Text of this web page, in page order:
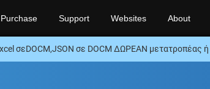
Purchase Support Websites About
σεDOCM,JSON σε DOCM ΔΩΡΕΑΝ μετατροπέας ή